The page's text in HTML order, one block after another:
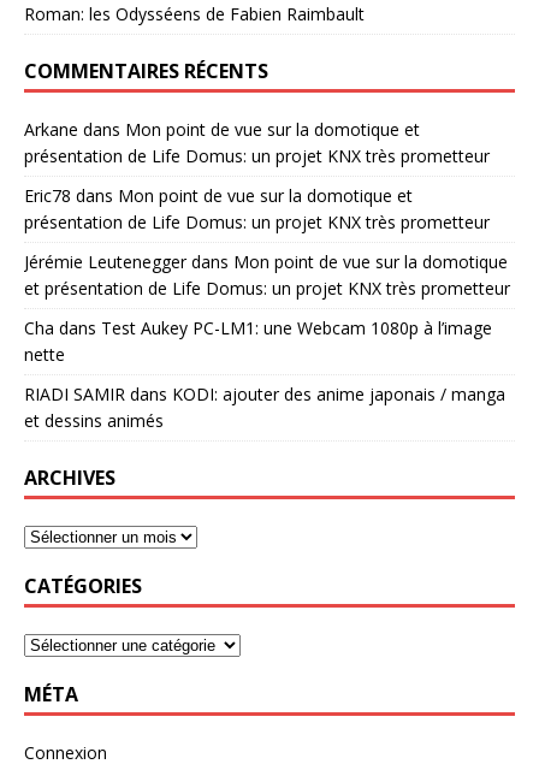
Roman: les Odysséens de Fabien Raimbault
COMMENTAIRES RÉCENTS
Arkane dans Mon point de vue sur la domotique et
présentation de Life Domus: un projet KNX très prometteur
Eric78 dans Mon point de vue sur la domotique et
présentation de Life Domus: un projet KNX très prometteur
Jérémie Leuteneggerdans Mon point de vue sur la domotique
et présentation de Life Domus: un projet KNX très prometteur
Cha dans Test Aukey PC-LM1: une Webcam 1080p à l’image
nette
RIADI SAMIR dans KODI: ajouter des anime japonais / manga
et dessins animés
ARCHIVES
CATÉGORIES
MÉTA
Connexion